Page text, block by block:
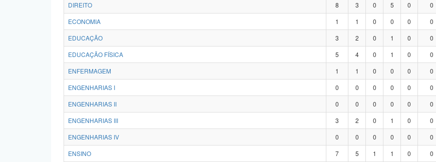
DIREITO
8 3 0 5 0 0
ECONOMIA
1 1 0 0 0 0
EDUCAÇÃO
3 2 0 1 0 0
EDUCAÇÃO FÍSICA
5 4 0 1 0 0
ENFERMAGEM
1 1 0 0 0 0
ENGENHARIAS I
0 0 0 0 0 0
ENGENHARIAS II
0 0 0 0 0 0
ENGENHARIAS III
3 2 0 1 0 0
ENGENHARIAS IV
0 0 0 0 0 0
ENSINO
7 5 1 1 0 0